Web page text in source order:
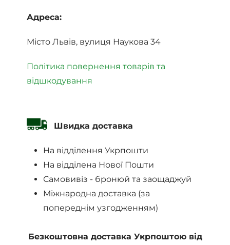
Адреса:
Місто Львів, вулиця Наукова 34
Політика повернення товарів та
відшкодування
Швидка доставка
На відділення Укрпошти
На відділена Нової Пошти
Самовивіз - бронюй та заощаджуй
Міжнародна доставка (за
попереднім узгодженням)
Безкоштовна доставка Укрпоштою від